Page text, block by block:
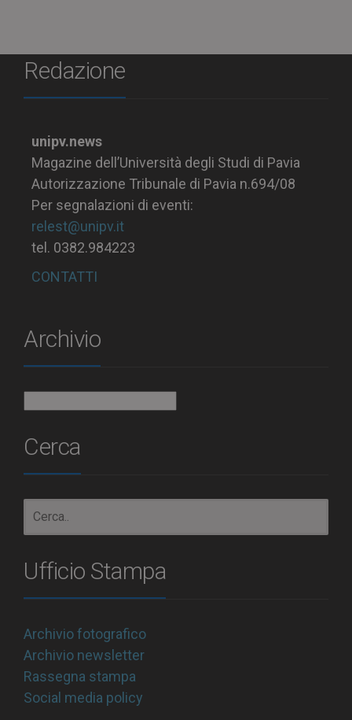
Redazione
unipv.news
Magazine dell’Università degli Studi di Pavia
Autorizzazione Tribunale di Pavia n.694/08
Per segnalazioni di eventi:
relest@unipv.it
tel. 0382.984223
CONTATTI
Archivio
Cerca
Ufficio Stampa
Archivio fotografico
Archivio newsletter
Rassegna stampa
Social media policy